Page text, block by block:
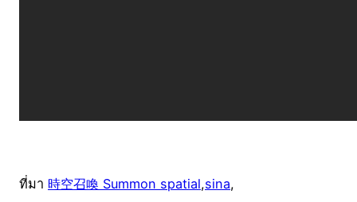
ที่มา 時空召喚 Summon spatial,sina,